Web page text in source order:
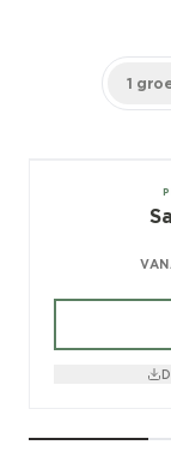
1
1, 2, 3 groeps